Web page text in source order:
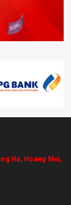
Hạ, Hoàng Mai,